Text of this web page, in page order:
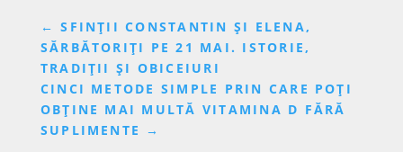
←SFINȚII CONSTANTIN ȘI ELENA,
SĂRBĂTORIȚI PE 21 MAI. ISTORIE,
TRADIȚII ȘI OBICEIURI
CINCI METODE SIMPLE PRIN CARE POȚI
OBȚINE MAI MULTĂ VITAMINA D FĂRĂ
SUPLIMENTE →